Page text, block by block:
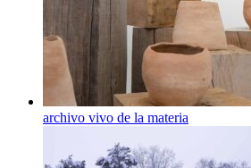
archivo vivo de la materia